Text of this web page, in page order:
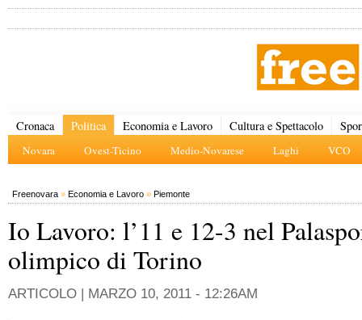
Cronaca Politica
Novara Ovest-Ticino Medio-Novarese Laghi VCO
Economia e Lavoro Cultura e Spettacolo
Freenovara » Economia e Lavoro » Piemonte
Io Lavoro: l’11 e 12-3 nel
olimpico di Torino
ARTICOLO | MARZO 10, 2011 - 12:26AM